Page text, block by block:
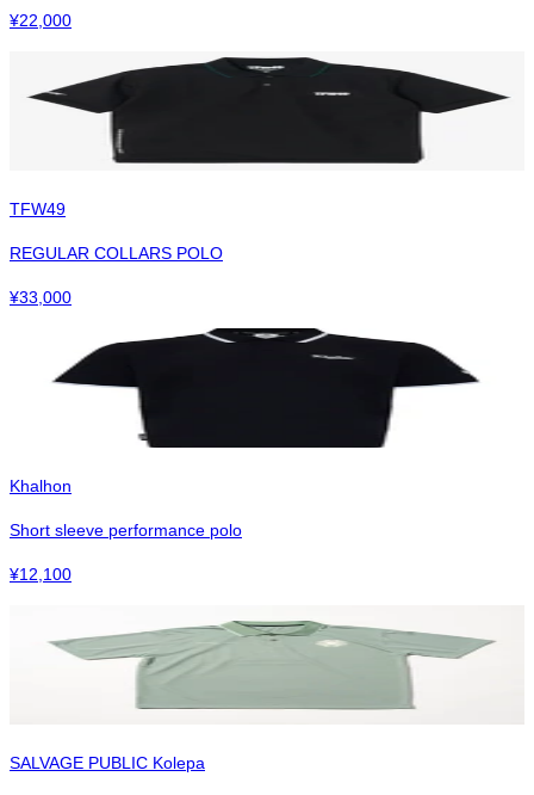
¥22,000
TFW49
REGULAR COLLARS POLO
¥33,000
Khalhon
Short sleeve performance polo
¥12,100
SALVAGE PUBLIC Kolepa